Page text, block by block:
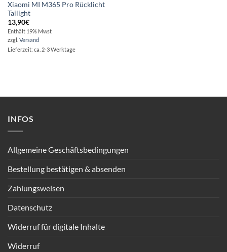
Xiaomi MI M365 Pro Rücklicht
Tailight
13,90€
Enthält 19% Mwst
zzgl. Versand
Lieferzeit: ca. 2-3 Werktage
INFOS
Allgemeine Geschäftsbedingungen
Bestellung bestätigen & absenden
Zahlungsweisen
Datenschutz
Widerruf für digitale Inhalte
Widerruf